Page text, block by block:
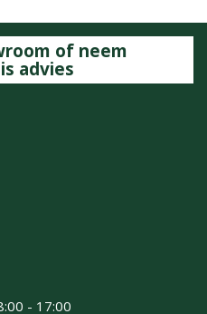
of neem
advies
- 17:00